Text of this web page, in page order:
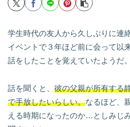
学生時代の友人から久しぶりに連
イベントで３年ほど前に会って以
話をしたことを覚えていたようだ。
話を聞くと、 彼の父親が所有する
で手放したいらしい。なるほど、
える時期になったのか…としみじ